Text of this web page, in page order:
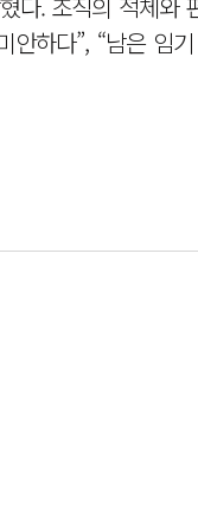
하다”, “남은 임